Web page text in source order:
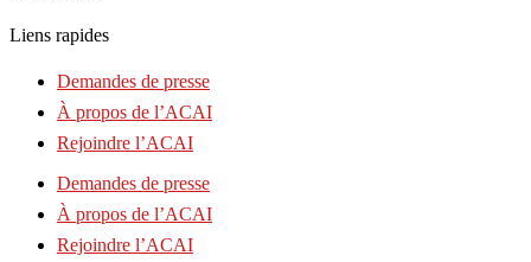
Liens rapides
Demandes de presse
À propos de l’ACAI
Rejoindre l’ACAI
Demandes de presse
À propos de l’ACAI
Rejoindre l’ACAI